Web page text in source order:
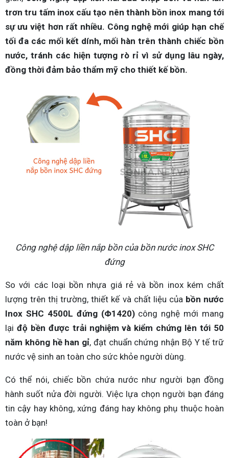
trơn tru tấm inox cấu tạo nên thành bồn inox mang tới
sự ưu việt hơn rất nhiều. Công nghệ mới giúp hạn chế
tối đa các mối kết dính, mối hàn trên thành chiếc bồn
nước, tránh các hiện tượng rò rỉ vì sử dụng lâu ngày,
đồng thời đảm bảo thẩm mỹ cho thiết kế bồn.
Công nghệ dập liền nắp bồn của bồn nước inox SHC
đứng
So với các loại bồn nhựa giá rẻ và bồn inox kém chất
lượng trên thị trường, thiết kế và chất liệu của bồn nước
Inox SHC 4500L đứng (Φ1420)công nghệ mới mang
lại độ bền được trải nghiệm và kiểm chứng lên tới 50
năm không hề han gỉ, đạt chuẩn chứng nhận Bộ Y tế trữ
nước vệ sinh an toàn cho sức khỏe người dùng.
Có thể nói, chiếc bồn chứa nước như người bạn đồng
hành suốt nửa đời người. Việc lựa chọn người bạn đáng
tin cậy hay không, xứng đáng hay không phụ thuộc hoàn
toàn ở bạn!